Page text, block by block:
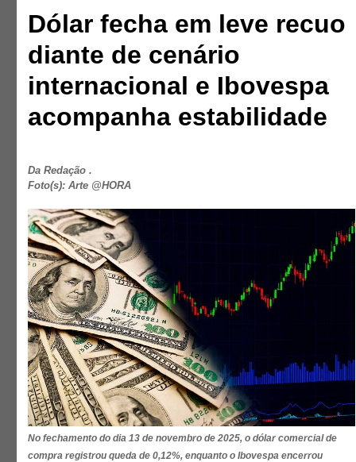
Dólar fecha em leve recuo
diante de cenário
internacional e Ibovespa
acompanha estabilidade
Da Redação .
Foto(s): Arte @HORA
No fechamento do dia 13 de novembro de 2025, o dólar comercial de
compra registrou queda de 0,12%, enquanto o Ibovespa encerrou